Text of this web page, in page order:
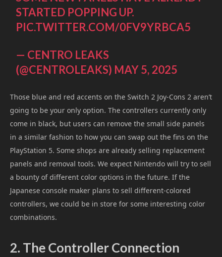
STARTED POPPING UP.
PIC.TWITTER.COM/0FV9YRBCA5
— CENTRO LEAKS
(@CENTROLEAKS) MAY 5, 2025
Those blue and red accents on the Switch 2 Joy-Cons 2 aren’t
going to be your only option. The controllers currently only
come in black, but users can remove the small side panels
in a similar fashion to how you can swap out the fins on the
PlayStation 5. Some shops are already selling replacement
panels and removal tools. We expect Nintendo will try to sell
a bounty of different color options in the future. If the
Japanese console maker plans to sell different-colored
controllers, we could be in store for some interesting color
combinations.
2. The Controller Connection